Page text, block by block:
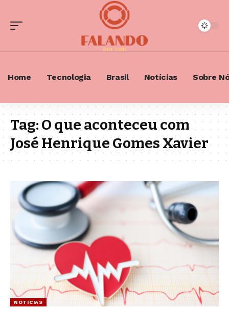
Home Tecnologia Brasil Notícias Sobre
Tag:O que aconteceu com
José Henrique Gomes Xavier
NOTÍCIAS